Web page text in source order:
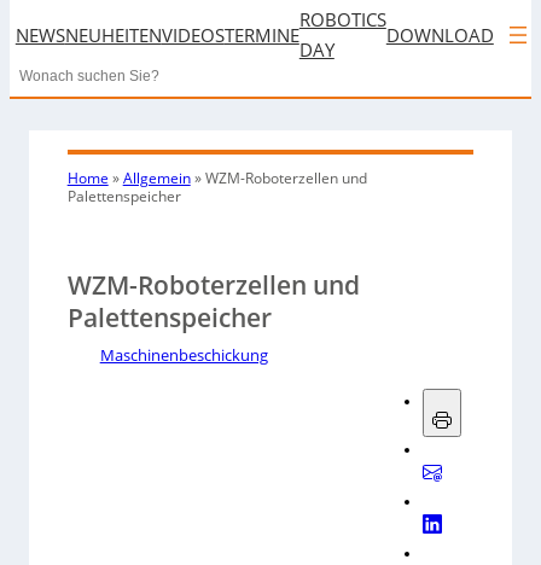
NEWSNEUHEITENVIDEOSTERMINE
ROBOTICS
DAY
DOWNLOAD
Search
Home »Allgemein»WZM-Roboterzellen und
Palettenspeicher
WZM-Roboterzellen und
Palettenspeicher
Maschinenbeschickung